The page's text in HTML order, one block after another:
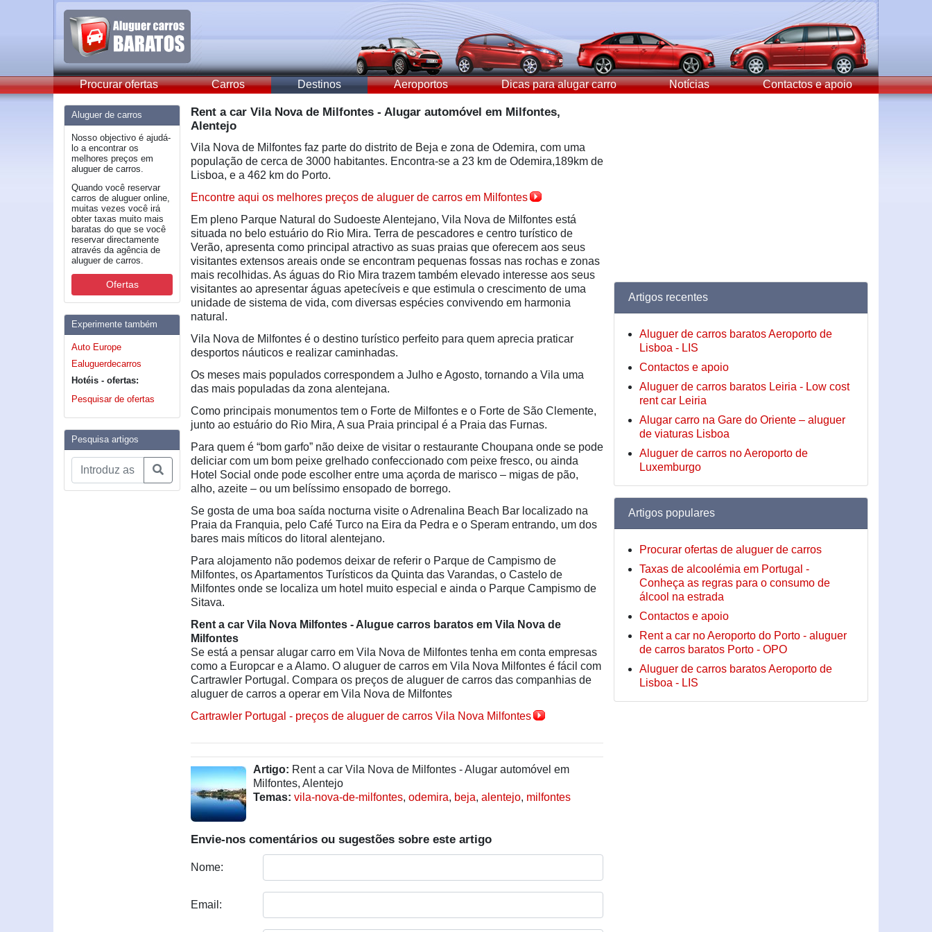
Procurar ofertas Carros Destinos Aeroportos Dicas para alugar carro Notícias Contactos e apoio
Aluguer de carros
Nosso objectivo é ajudá-
lo a encontrar os
melhores preços em
aluguer de carros.
Quando você reservar
carros de aluguer online,
muitas vezes você irá
obter taxas muito mais
baratas do que se você
reservar directamente
através da agência de
aluguer de carros.
Ofertas
Experimente também
Auto Europe
Ealuguerdecarros
Hotéis - ofertas:
Pesquisar de ofertas
Pesquisa artigos
Rent a car Vila Nova de Milfontes - Alugar automóvel em Milfontes,
Alentejo
Vila Nova de Milfontes faz parte do distrito de Beja e zona de Odemira, com uma
população de cerca de 3000 habitantes. Encontra-se a 23 km de Odemira,189km de
Lisboa, e a 462 km do Porto.
Encontre aqui os melhores preços de aluguer de carros em Milfontes
Em pleno Parque Natural do Sudoeste Alentejano, Vila Nova de Milfontes está
situada no belo estuário do Rio Mira. Terra de pescadores e centro turístico de
Verão, apresenta como principal atractivo as suas praias que oferecem aos seus
visitantes extensos areais onde se encontram pequenas fossas nas rochas e zonas
mais recolhidas. As águas do Rio Mira trazem também elevado interesse aos seus
visitantes ao apresentar águas apetecíveis e que estimula o crescimento de uma
unidade de sistema de vida, com diversas espécies convivendo em harmonia
natural.
Vila Nova de Milfontes é o destino turístico perfeito para quem aprecia praticar
desportos náuticos e realizar caminhadas.
Os meses mais populados correspondem a Julho e Agosto, tornando a Vila uma
das mais populadas da zona alentejana.
Como principais monumentos tem o Forte de Milfontes e o Forte de São Clemente,
junto ao estuário do Rio Mira, A sua Praia principal é a Praia das Furnas.
Para quem é “bom garfo” não deixe de visitar o restaurante Choupana onde se pode
deliciar com um bom peixe grelhado confeccionado com peixe fresco, ou ainda
Hotel Social onde pode escolher entre uma açorda de marisco – migas de pão,
alho, azeite – ou um belíssimo ensopado de borrego.
Se gosta de uma boa saída nocturna visite o Adrenalina Beach Bar localizado na
Praia da Franquia, pelo Café Turco na Eira da Pedra e o Speram entrando, um dos
bares mais míticos do litoral alentejano.
Para alojamento não podemos deixar de referir o Parque de Campismo de
Milfontes, os Apartamentos Turísticos da Quinta das Varandas, o Castelo de
Milfontes onde se localiza um hotel muito especial e ainda o Parque Campismo de
Sitava.
Rent a car Vila Nova Milfontes - Alugue carros baratos em Vila Nova de
Milfontes
Se está a pensar alugar carro em Vila Nova de Milfontes tenha em conta empresas
como a Europcar e a Alamo. O aluguer de carros em Vila Nova Milfontes é fácil com
Cartrawler Portugal. Compara os preços de aluguer de carros das companhias de
aluguer de carros a operar em Vila Nova de Milfontes
Cartrawler Portugal - preços de aluguer de carros Vila Nova Milfontes
Artigo: Rent a car Vila Nova de Milfontes - Alugar automóvel em
Milfontes, Alentejo
Temas: vila-nova-de-milfontes,odemira, beja,alentejo, milfontes
Envie-nos comentários ou sugestões sobre este artigo
Nome:
Email:
Artigos recentes
Aluguer de carros baratos Aeroporto de
Lisboa - LIS
Contactos e apoio
Aluguer de carros baratos Leiria - Low cost
rent car Leiria
Alugar carro na Gare do Oriente – aluguer
de viaturas Lisboa
Aluguer de carros no Aeroporto de
Luxemburgo
Artigos populares
Procurar ofertas de aluguer de carros
Taxas de alcoolémia em Portugal -
Conheça as regras para o consumo de
álcool na estrada
Contactos e apoio
Rent a car no Aeroporto do Porto - aluguer
de carros baratos Porto - OPO
Aluguer de carros baratos Aeroporto de
Lisboa - LIS